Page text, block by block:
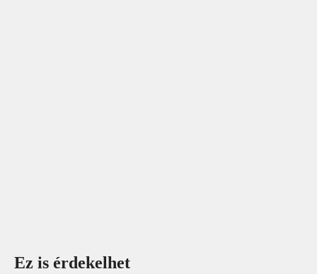
Ez is érdekelhet